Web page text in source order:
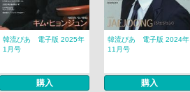
韓流ぴあ 電子版 2025年
1月号
購入
韓流ぴあ 電子版 2024年
11月号
購入